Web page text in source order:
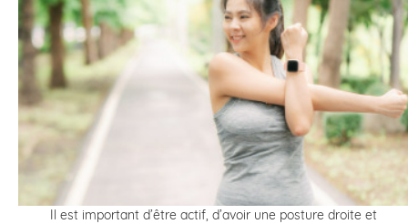
Il est important d’être actif, d’avoir une posture droite et